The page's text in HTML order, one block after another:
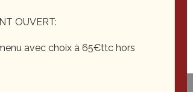
OUVERT:
avec choix à 65€ttc hors